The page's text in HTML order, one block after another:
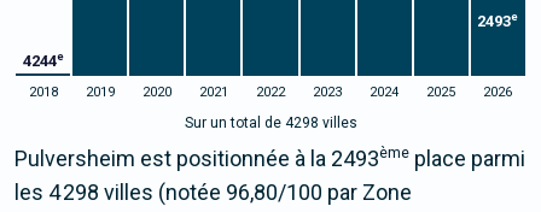
4244e
2493e
2018 2019 2020 2021 2022 2023 2024 2025 2026
Sur un total de 4298 villes
Pulversheim est positionnée à la 2493ème place parmi
les 4 298 villes (notée 96,80/100 par Zone